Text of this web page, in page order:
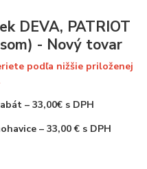
DEVA, PATRIOT
- Nový tovar
podľa nižšie priloženej
– 33,00€ s DPH
– 33,00 € s DPH